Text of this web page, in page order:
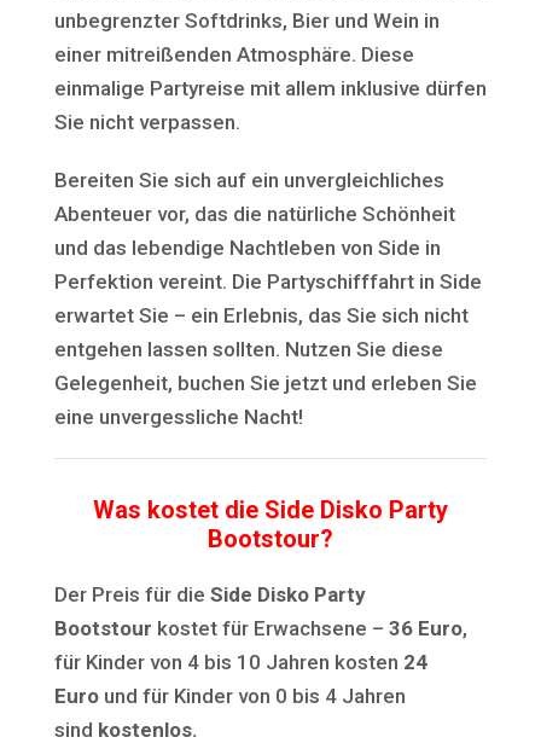
unbegrenzter Softdrinks, Bier und Wein in
einer mitreißenden Atmosphäre. Diese
einmalige Partyreise mit allem inklusive dürfen
Sie nicht verpassen.
Bereiten Sie sich auf ein unvergleichliches
Abenteuer vor, das die natürliche Schönheit
und das lebendige Nachtleben von Side in
Perfektion vereint. Die Partyschifffahrt in Side
erwartet Sie – ein Erlebnis, das Sie sich nicht
entgehen lassen sollten. Nutzen Sie diese
Gelegenheit, buchen Sie jetzt und erleben Sie
eine unvergessliche Nacht!
Was kostet die Side Disko Party
Bootstour?
Der Preis für die Side Disko Party
Bootstour kostet für Erwachsene – 36 Euro,
für Kinder von 4 bis 10 Jahren kosten 24
Euro und für Kinder von 0 bis 4 Jahren
sind kostenlos.